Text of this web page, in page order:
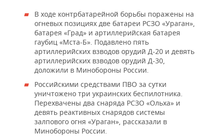
В ходе контрбатарейной борьбы поражены на
огневых позициях две батареи РСЗО «Ураган»,
батарея «Град» и артиллерийская батарея
гаубиц «Мста-Б». Подавлено пять
артиллерийских взводов орудий Д-20 и девять
артиллерийских взводов орудий Д-30,
доложили в Минобороны России.
Российскими средствами ПВО за сутки
уничтожено три украинских беспилотника.
Перехвачены два снаряда РСЗО «Ольха» и
девять реактивных снарядов системы
залпового огня «Ураган», рассказали в
Минобороны России.